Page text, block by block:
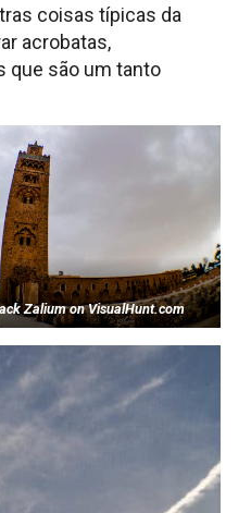
coisas típicas da
acrobatas,
que são um tanto
Zalium on VisualHunt.com